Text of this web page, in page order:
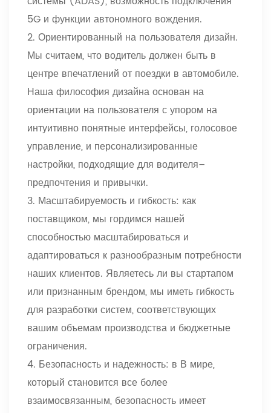
5G и функции автономного вождения.
2. Ориентированный на пользователя дизайн.
Мы считаем, что водитель должен быть в
центре впечатлений от поездки в автомобиле.
Наша философия дизайна основан на
ориентации на пользователя с упором на
интуитивно понятные интерфейсы, голосовое
управление, и персонализированные
настройки, подходящие для водителя–
предпочтения и привычки.
3. Масштабируемость и гибкость: как
поставщиком, мы гордимся нашей
способностью масштабироваться и
адаптироваться к разнообразным потребности
наших клиентов. Являетесь ли вы стартапом
или признанным брендом, мы иметь гибкость
для разработки систем, соответствующих
вашим объемам производства и бюджетные
ограничения.
4. Безопасность и надежность: в В мире,
который становится все более
взаимосвязанным, безопасность имеет